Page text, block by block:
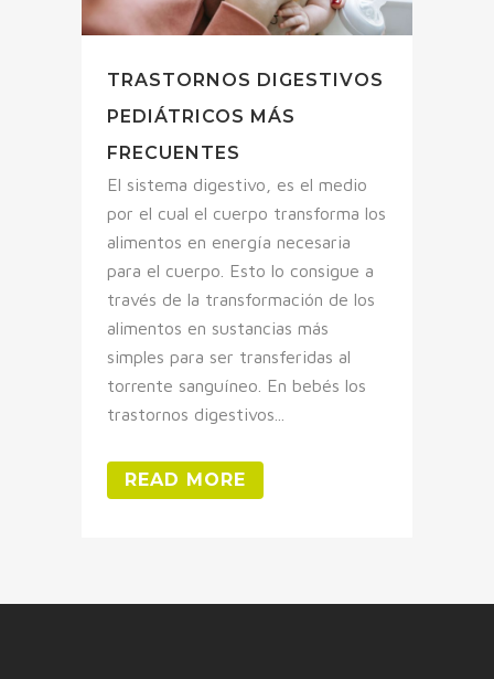
TRASTORNOS DIGESTIVOS
PEDIÁTRICOS MÁS
FRECUENTES
El sistema digestivo, es el medio
por el cual el cuerpo transforma los
alimentos en energía necesaria
para el cuerpo. Esto lo consigue a
través de la transformación de los
alimentos en sustancias más
simples para ser transferidas al
torrente sanguíneo. En bebés los
trastornos digestivos...
READ MORE